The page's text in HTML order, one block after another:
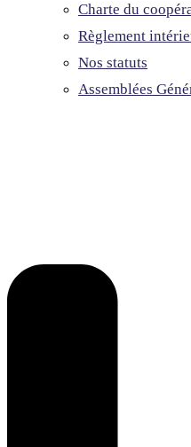
Charte du
Règlement
Nos statuts
Assemblées